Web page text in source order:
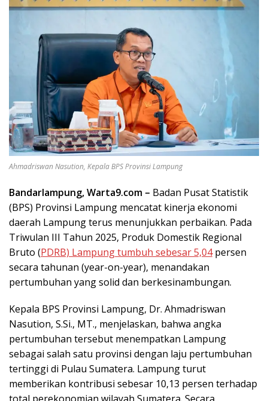
Ahmadriswan Nasution, Kepala BPS Provinsi Lampung
Bandarlampung, Warta9.com – Badan Pusat Statistik
(BPS) Provinsi Lampung mencatat kinerja ekonomi
daerah Lampung terus menunjukkan perbaikan. Pada
Triwulan III Tahun 2025, Produk Domestik Regional
Bruto (PDRB) Lampung tumbuh sebesar 5,04persen
secara tahunan (year-on-year), menandakan
pertumbuhan yang solid dan berkesinambungan.
Kepala BPS Provinsi Lampung, Dr. Ahmadriswan
Nasution, S.Si., MT., menjelaskan, bahwa angka
pertumbuhan tersebut menempatkan Lampung
sebagai salah satu provinsi dengan laju pertumbuhan
tertinggi di Pulau Sumatera. Lampung turut
memberikan kontribusi sebesar 10,13 persen terhadap